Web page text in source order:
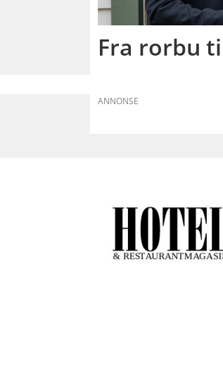
Fra rorbu
ANNONSE